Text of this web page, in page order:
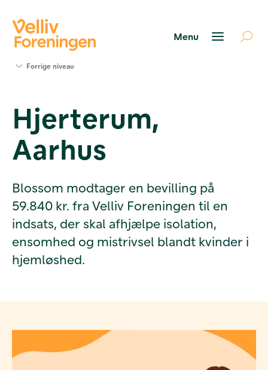
Værktøjer
og viden
Om Velliv
Foreningen
Forrige niveau
Hjerterum,
Aarhus
Blossom modtager en bevilling på
59.840 kr. fra Velliv Foreningen til en
indsats, der skal afhjælpe isolation,
ensomhed og mistrivsel blandt kvinder i
hjemløshed.